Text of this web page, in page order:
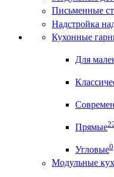
Письменные
Надстройка
Кухонные
Для
Прямые
Угловые0
Модульные